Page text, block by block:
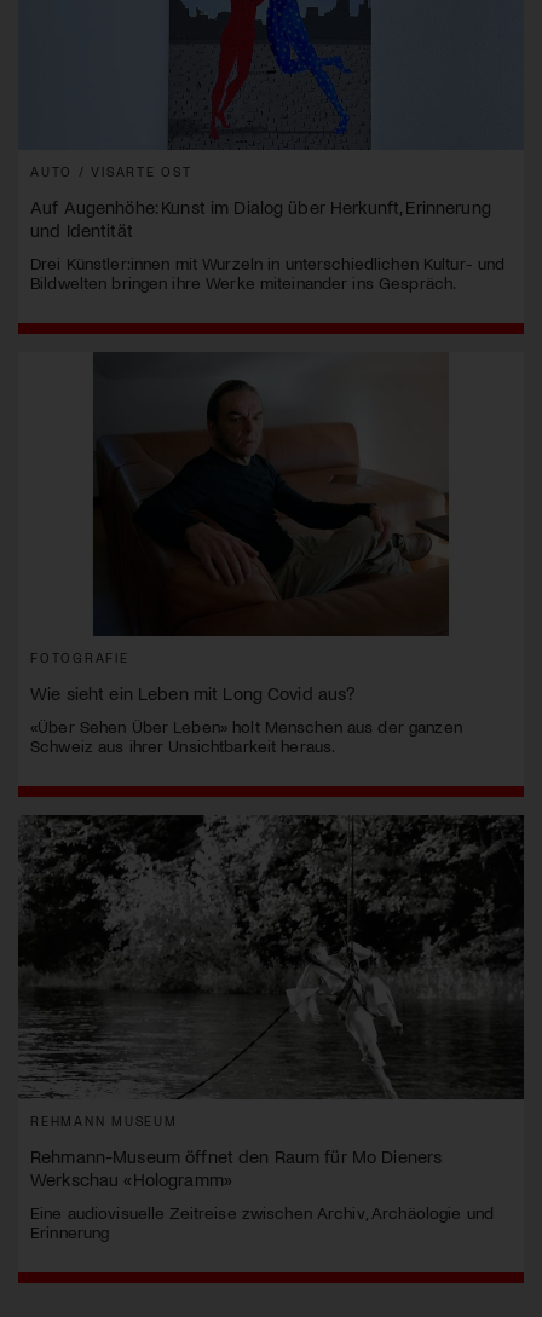
AUTO / VISARTE OST
Auf Augenhöhe: Kunst im Dialog über Herkunft, Erinnerung
und Identität
Drei Künstler:innen mit Wurzeln in unterschiedlichen Kultur- und
Bildwelten bringen ihre Werke miteinander ins Gespräch.
FOTOGRAFIE
Wie sieht ein Leben mit Long Covid aus?
«Über Sehen Über Leben» holt Menschen aus der ganzen
Schweiz aus ihrer Unsichtbarkeit heraus.
REHMANN MUSEUM
Rehmann-Museum öffnet den Raum für Mo Dieners
Werkschau «Hologramm»
Eine audiovisuelle Zeitreise zwischen Archiv, Archäologie und
Erinnerung